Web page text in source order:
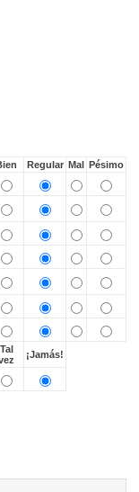
Regular Mal Pésimo
Tal
¡Jamás!